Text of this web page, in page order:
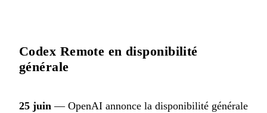
Codex Remote en disponibilité
générale
25 juin — OpenAI annonce la disponibilité générale